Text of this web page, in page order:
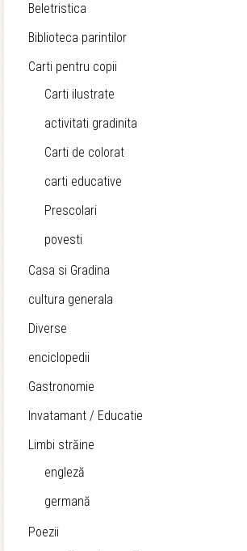
Beletristica
Biblioteca parintilor
Carti pentru copii
Carti ilustrate
activitati gradinita
Carti de colorat
carti educative
Prescolari
povesti
Casa si Gradina
cultura generala
Diverse
enciclopedii
Gastronomie
Invatamant / Educatie
Limbi străine
engleză
germană
Poezii